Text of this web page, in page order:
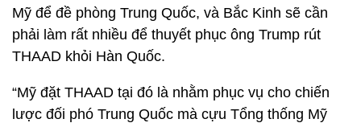
Mỹ để đề phòng Trung Quốc, và Bắc Kinh sẽ cần
phải làm rất nhiều để thuyết phục ông Trump rút
THAAD khỏi Hàn Quốc.
“Mỹ đặt THAAD tại đó là nhằm phục vụ cho chiến
lược đối phó Trung Quốc mà cựu Tổng thống Mỹ